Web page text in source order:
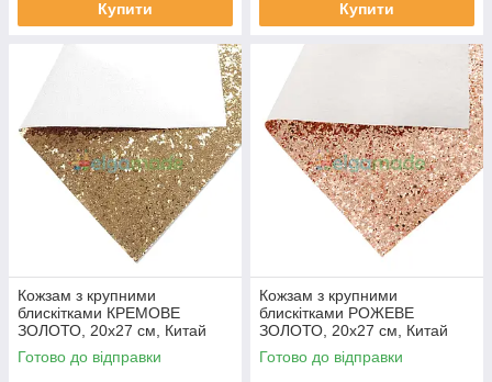
Купити Купити
Кожзам з крупними
блискітками КРЕМОВЕ
ЗОЛОТО, 20х27 см, Китай
Готово до відправки
Кожзам з крупними
блискітками РОЖЕВЕ
ЗОЛОТО, 20х27 см, Китай
Готово до відправки